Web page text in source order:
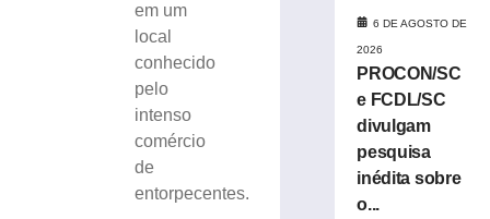
em um
local
conhecido
pelo
intenso
comércio
de
entorpecentes.
pagamento
boleto
fraudado
6 DE AGOSTO DE
2026
PROCON/SC
e FCDL/SC
divulgam
pesquisa
inédita sobre
o...